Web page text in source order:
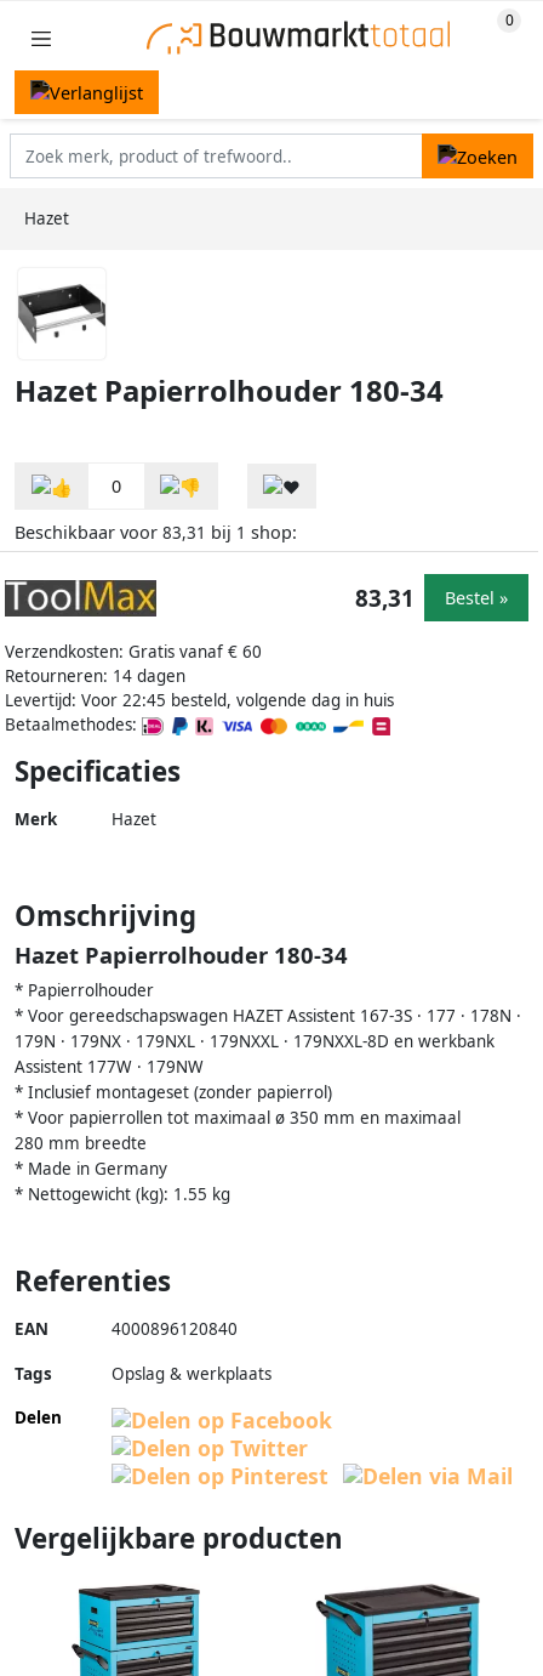
Hazet
Hazet Papierrolhouder 180-34
0
Beschikbaar voor 83,31 bij 1 shop:
Verzendkosten: Gratis vanaf € 60
Retourneren: 14 dagen
Levertijd: Voor 22:45 besteld, volgende dag in huis
Betaalmethodes:
83,31 Bestel »
Specificaties
Merk Hazet
Omschrijving
Hazet Papierrolhouder 180-34
* Papierrolhouder
* Voor gereedschapswagen HAZET Assistent 167-3S · 177 · 178N ·
179N · 179NX · 179NXL · 179NXXL · 179NXXL-8D en werkbank
Assistent 177W · 179NW
* Inclusief montageset (zonder papierrol)
* Voor papierrollen tot maximaal ø 350 mm en maximaal
280 mm breedte
* Made in Germany
* Nettogewicht (kg): 1.55 kg
Referenties
EAN 4000896120840
Tags
Opslag & werkplaats
Delen
Vergelijkbare producten